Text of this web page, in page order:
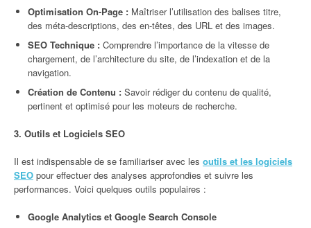
Optimisation On-Page : Maîtriser l’utilisation des balises titre,
des méta-descriptions, des en-têtes, des URL et des images.
SEO Technique : Comprendre l’importance de la vitesse de
chargement, de l’architecture du site, de l’indexation et de la
navigation.
Création de Contenu : Savoir rédiger du contenu de qualité,
pertinent et optimisé pour les moteurs de recherche.
3. Outils et Logiciels SEO
Il est indispensable de se familiariser avec les outils et les logiciels
SEO pour effectuer des analyses approfondies et suivre les
performances. Voici quelques outils populaires :
Google Analytics et Google Search Console